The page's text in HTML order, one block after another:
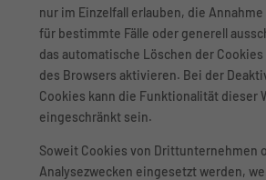
nur im Einzelfall erlauben, die
für bestimmte Fälle oder generell
das automatische Löschen der
des Browsers aktivieren. Bei der
Cookies kann die Funktionalität dieser
eingeschränkt sein.
Soweit Cookies von Drittunternehmen
Analysezwecken eingesetzt werden,